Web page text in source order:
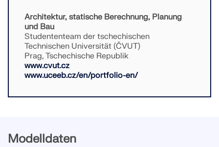
Geo-Zonen-Tool
Der Dlubal-Onlinedienst bietet Zonenkarten zur schnellen
Ermittlung von Schneelasten, Windgeschwindigkeiten
und seismischen Daten.
LASTZONEN PRÜFEN
Architektur, statische Berechnung, Planung
und Bau
Studententeam der tschechischen
Technischen Universität (ČVUT)
Prag, Tschechische Republik
www.cvut.cz
www.uceeb.cz/en/portfolio-en/
Modelldaten